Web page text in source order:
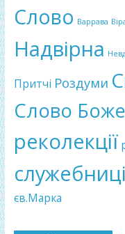
Слово Варрава
Надвірна
Притчі Роздуми
Слово Боже
реколекції
служебниці
єв.Марка